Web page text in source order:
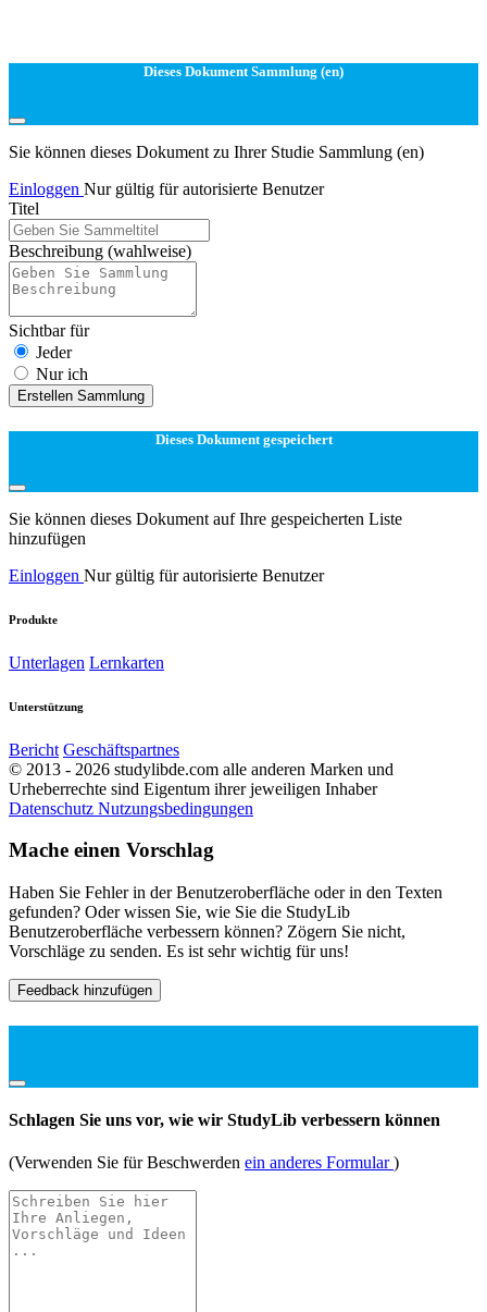
Dieses Dokument Sammlung (en)
Sie können dieses Dokument zu Ihrer Studie Sammlung (en)
Einloggen Nur gültig für autorisierte Benutzer
Titel
Beschreibung (wahlweise)
Sichtbar für
Jeder
Nur ich
Erstellen Sammlung
Dieses Dokument gespeichert
Sie können dieses Dokument auf Ihre gespeicherten Liste
hinzufügen
Einloggen Nur gültig für autorisierte Benutzer
Produkte
Unterlagen Lernkarten
Unterstützung
Bericht Geschäftspartnes
© 2013 - 2026 studylibde.com alle anderen Marken und
Urheberrechte sind Eigentum ihrer jeweiligen Inhaber
Datenschutz Nutzungsbedingungen
Mache einen Vorschlag
Haben Sie Fehler in der Benutzeroberfläche oder in den Texten
gefunden? Oder wissen Sie, wie Sie die StudyLib
Benutzeroberfläche verbessern können? Zögern Sie nicht,
Vorschläge zu senden. Es ist sehr wichtig für uns!
Feedback hinzufügen
Schlagen Sie uns vor, wie wir StudyLib verbessern können
(Verwenden Sie für Beschwerden ein anderes Formular)